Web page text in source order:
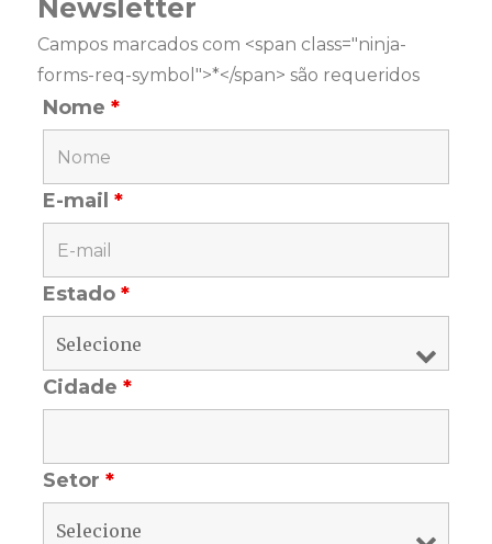
Newsletter
Campos marcados com <span class="ninja-
forms-req-symbol">*</span> são requeridos
Nome*
E-mail*
Estado*
Cidade*
Setor*